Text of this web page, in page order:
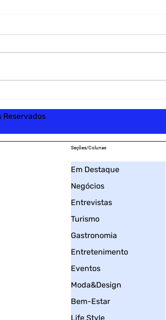
Seções/Colunas
Em Destaque
Negócios
Entrevistas
Turismo
Gastronomia
Entretenimento
Eventos
Moda&Design
Bem-Estar
Life Style